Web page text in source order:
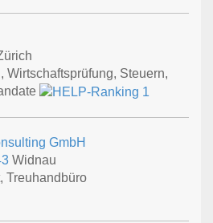
Wirtschaftsprüfung, Steuern,
GmbH
Widnau
Treuhandbüro